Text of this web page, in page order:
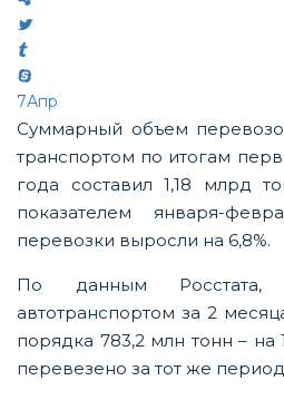
7Апр
Суммарный объем
транспортом по итогам
года составил 1,18 млрд
показателем января-
перевозки выросли на 6,8%.
По данным Росстата,
автотранспортом за 2
порядка 783,2 млн тонн –
перевезено за тот же